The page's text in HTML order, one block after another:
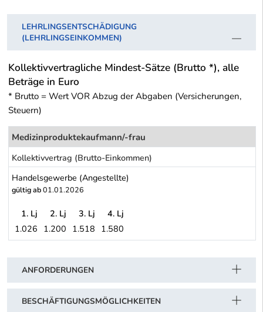
LEHRLINGSENTSCHÄDIGUNG
(LEHRLINGSEINKOMMEN)
Kollektivvertragliche Mindest-Sätze (Brutto *), alle
Beträge in Euro
* Brutto = Wert VOR Abzug der Abgaben (Versicherungen,
Steuern)
Medizinproduktekaufmann/-frau
Kollektivvertrag (Brutto-Einkommen)
Handelsgewerbe (Angestellte)
gültig ab01.01.2026
Handelsgewerbe (Angestellte)
1. Lj 2. Lj 3. Lj
4. Lj
1.026 1.200 1.518 1.580
ANFORDERUNGEN
BESCHÄFTIGUNGSMÖGLICHKEITEN